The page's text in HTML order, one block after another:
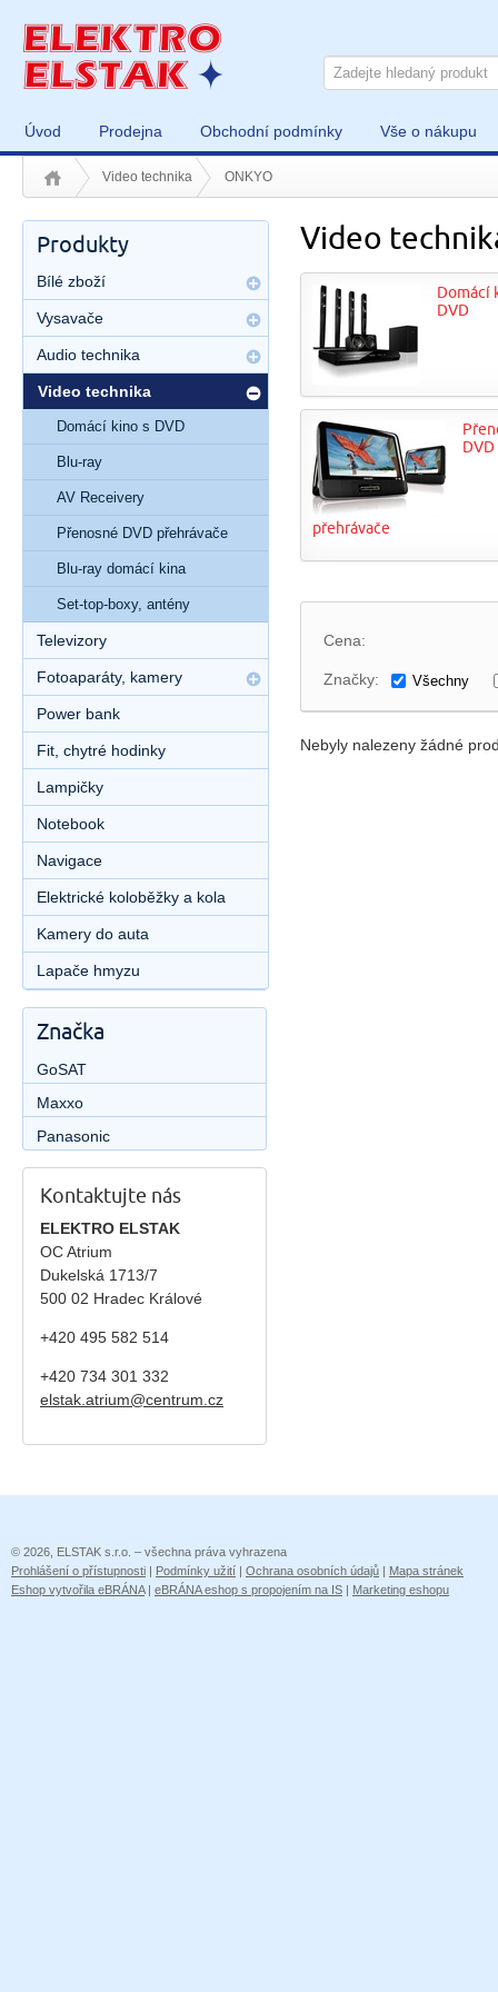
Úvod Prodejna Obchodní podmínky Vše o nákupu
Video technika ONKYO
Video
Domácí
DVD
DVD
přehrávače
Cena:
Značky: Všechny
Nebyly nalezeny žádné
Produkty
Bílé zboží
Vysavače
Audio technika
Video technika
Domácí kino s DVD
Blu-ray
AV Receivery
Přenosné DVD přehrávače
Blu-ray domácí kina
Set-top-boxy, antény
Televizory
Fotoaparáty, kamery
Power bank
Fit, chytré hodinky
Lampičky
Notebook
Navigace
Elektrické koloběžky a kola
Kamery do auta
Lapače hmyzu
Značka
GoSAT
Maxxo
Panasonic
Kontaktujte nás
ELEKTRO ELSTAK
OC Atrium
Dukelská 1713/7
500 02 Hradec Králové
+420 495 582 514
+420 734 301 332
elstak.atrium@centrum.cz
© 2026, ELSTAK s.r.o. – všechna práva vyhrazena
Prohlášení o přístupnosti | Podmínky užití | Ochrana osobních údajů | Mapa stránek
Eshop vytvořila eBRÁNA| eBRÁNA eshop s propojením na IS | Marketing eshopu